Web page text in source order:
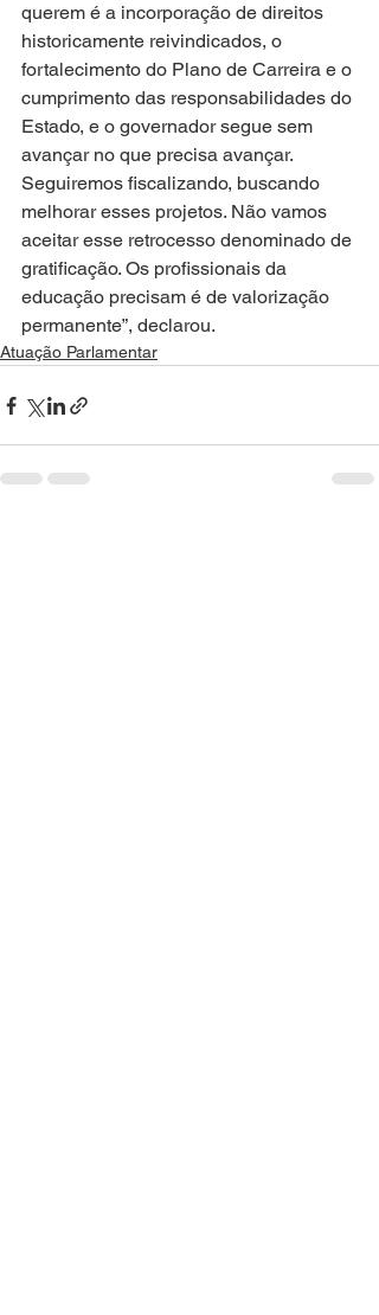
querem é a incorporação de direitos
historicamente reivindicados, o
fortalecimento do Plano de Carreira e o
cumprimento das responsabilidades do
Estado, e o governador segue sem
avançar no que precisa avançar.
Seguiremos fiscalizando, buscando
melhorar esses projetos. Não vamos
aceitar esse retrocesso denominado de
gratificação. Os profissionais da
educação precisam é de valorização
permanente”, declarou.
Atuação Parlamentar